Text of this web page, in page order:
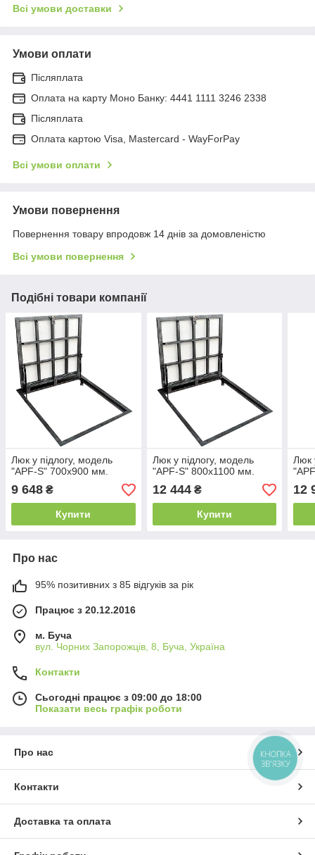
Всі умови доставки
Умови оплати
Післяплата
Оплата на карту Моно Банку: 4441 1111 3246 2338
Післяплата
Оплата картою Visa, Mastercard - WayForPay
Всі умови оплати
Умови повернення
Повернення товару впродовж 14 днів за домовленістю
Всі умови повернення
Подібні товари компанії
Люк у підлогу, модель
"APF-S" 700х900 мм.
9 648 ₴
Купити
Люк у підлогу, модель
"APF-S" 800х1100 мм.
12 444₴
Купити
Люк
12
Про нас
95% позитивних з 85 відгуків за рік
Працює з 20.12.2016
м. Буча
вул. Чорних Запорожців, 8, Буча, Україна
Контакти
Сьогодні працює з 09:00 до 18:00
Показати весь графік роботи
Про нас
Контакти
Доставка та оплата
КНОПКА
ЗВ'ЯЗКУ